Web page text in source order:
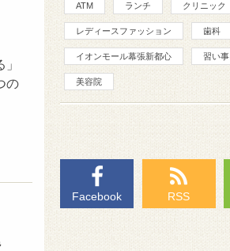
の
ATM ランチ クリニック
レディースファッション 歯科
イオンモール幕張新都心 習い事
美容院
Facebook RSS